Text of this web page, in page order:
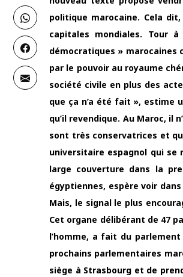
politique marocaine. Cela
capitales mondiales. Tour
démocratiques » marocaines
par le pouvoir au royaume
société civile en plus des
que ça n’a été fait », estime
qu’il revendique. Au Maroc, il
sont très conservatrices et
universitaire espagnol qui se
large couverture dans la
égyptiennes, espère voir
Mais, le signal le plus
Cet organe délibérant de 47
l’homme, a fait du
prochains parlementaires
siège à Strasbourg et de